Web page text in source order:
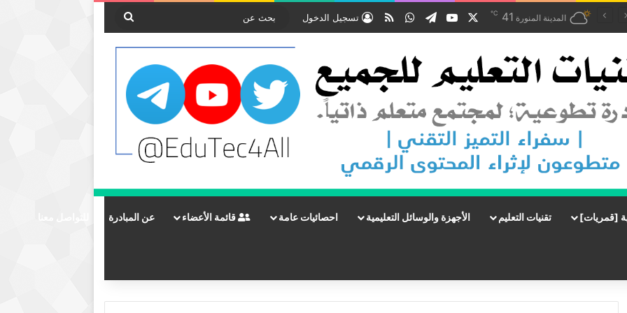
المدينة المنورة 41
℃
‫X
‫YouTube
تيلقرامواتسابملخص الموقع RSS
تسجيل الدخول
بحث
[قمريات] تقنيات التعليم الأجهزة والوسائل التعليمية احصائيات عامة قائمة الأعضاء عن المبادرة